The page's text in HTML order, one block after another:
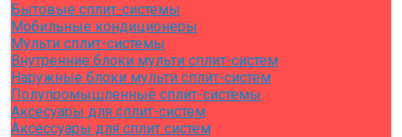
Бытовые сплит-системы
Мобильные кондиционеры
Мульти сплит-системы
Внутренние блоки мульти сплит-систем
Наружные блоки мульти сплит-систем
Полупромышленные сплит-системы
Аксесуары для сплит-систем
Аксессуары для сплит систем